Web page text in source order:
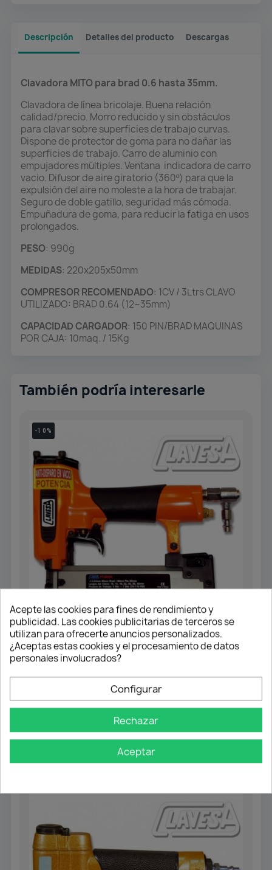
Descripción Detalles del producto Descargas
Clavadora MITO para brad 0.6 hasta 35mm.
Clavadora de línea bricolaje. Buena relación
calidad/precio. Morro reducido y sin obstáculos
para clavar sobre superficies de trabajo curvas.
Dispone de protector de goma para no dañar las
superficies de trabajo. Carro de aluminio con
empujadores múltiples. Ventana indicadora de carro
vacio. Difusor de aire giratorio (360º) para que la
expulsión del aire no moleste a la hora de trabajar.
Seguro de doble gatillo, seguridad más cómoda.
Empuñadura de goma, para reducir la fatiga en usos
prolongados.
PESO: 990g
MEDIDAS: 220x205x50mm
COMPRESOR RECOMENDADO: 1CV / 3Ltrs CLAVO
UTILIZADO: BRAD 0.64 (12~35mm)
CAPACIDAD CARGADOR: 150 PIN/BRAD MAQUINAS
POR CAJA: 10maq. / 15Kg
También podría interesarle
-10%
CLAVO 0.6
Clavadora PT-0636
232,93 € 209,63 €
Añadir al carrito
Acepte las cookies para fines de rendimiento y
publicidad. Las cookies publicitarias de terceros se
utilizan para ofrecerte anuncios personalizados.
¿Aceptas estas cookies y el procesamiento de datos
personales involucrados?
Configurar
Rechazar
Aceptar